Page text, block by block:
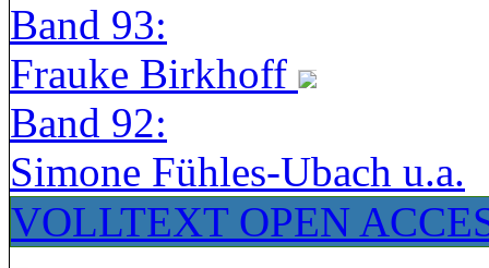
Band 93:
Frauke Birkhoff
Band 92:
Simone Fühles-Ubach u.a.
VOLLTEXT OPEN